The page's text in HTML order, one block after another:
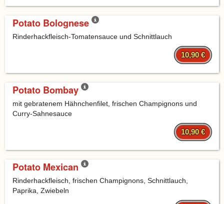
Potato Bolognese
Rinderhackfleisch-Tomatensauce und Schnittlauch
10,90 €
Potato Bombay
mit gebratenem Hähnchenfilet, frischen Champignons und
Curry-Sahnesauce
10,90 €
Potato Mexican
Rinderhackfleisch, frischen Champignons, Schnittlauch,
Paprika, Zwiebeln